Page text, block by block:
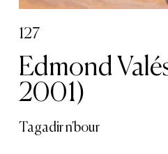
127
Edmond
2001)
Tagadir n'bour